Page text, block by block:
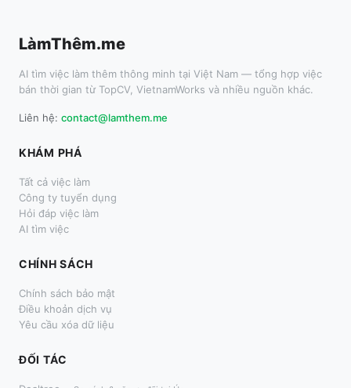
LàmThêm.me
AI tìm việc làm thêm thông minh tại Việt Nam — tổng hợp việc
bán thời gian từ TopCV, VietnamWorks và nhiều nguồn khác.
Liên hệ: contact@lamthem.me
KHÁM PHÁ
Tất cả việc làm
Công ty tuyển dụng
Hỏi đáp việc làm
AI tìm việc
CHÍNH SÁCH
Chính sách bảo mật
Điều khoản dịch vụ
Yêu cầu xóa dữ liệu
ĐỐI TÁC